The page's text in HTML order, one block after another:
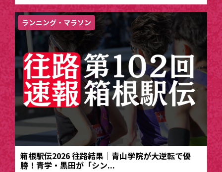
ランニング・マラソン
箱根駅伝2026 往路結果｜青山学院が大逆転で優
勝！青学・黒田が「シン...